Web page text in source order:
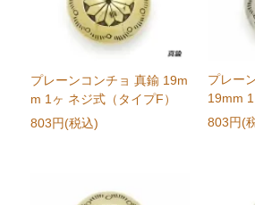
プレーンコンチョ 真鍮 19m
m 1ヶ ネジ式（タイプF）
803円(税込)
プレー
19mm
803円(